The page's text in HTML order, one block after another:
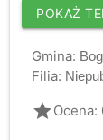
POKAŻ
Gmina:
Filia:
gradeOcena: